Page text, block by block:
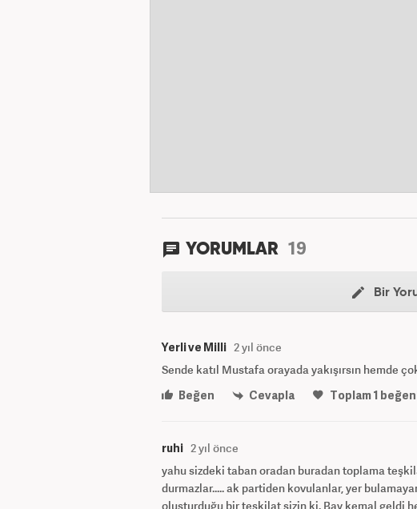
YORUMLAR 19
Bir
Yerli ve Milli 2 yıl önce
Sende katıl Mustafa orayada yakışırsın hemde
Beğen
Cevapla Toplam1
ruhi 2 yıl önce
yahu sizdeki taban oradan buradan toplama
durmazlar..... ak partiden kovulanlar, yer
oluşturduğu bir teşkilat sizin ki. Bay kemal geldi